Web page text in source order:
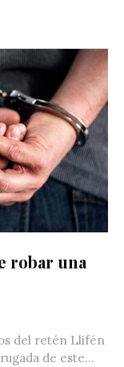
robar una
del retén Llifén
de este...